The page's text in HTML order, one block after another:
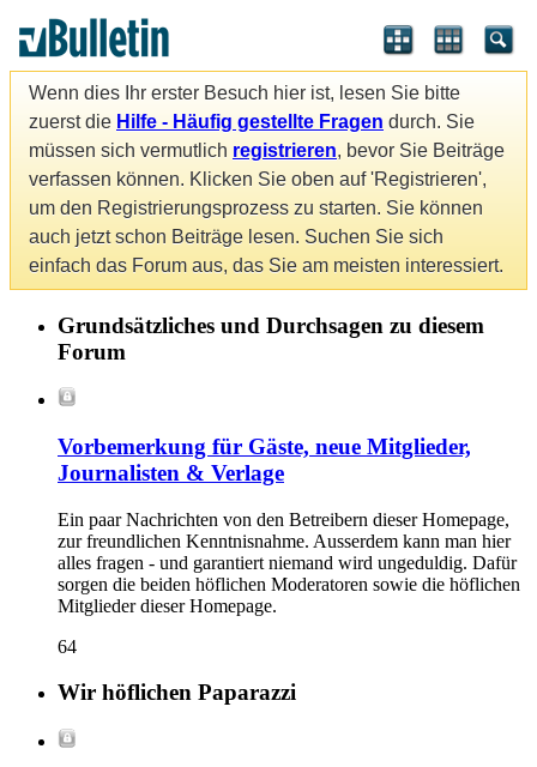
Wenn dies Ihr erster Besuch hier ist, lesen Sie bitte
zuerst die Hilfe - Häufig gestellte Fragen durch. Sie
müssen sich vermutlich registrieren, bevor Sie Beiträge
verfassen können. Klicken Sie oben auf 'Registrieren',
um den Registrierungsprozess zu starten. Sie können
auch jetzt schon Beiträge lesen. Suchen Sie sich
einfach das Forum aus, das Sie am meisten interessiert.
Grundsätzliches und Durchsagen zu diesem
Forum
Vorbemerkung für Gäste, neue Mitglieder,
Journalisten & Verlage
Ein paar Nachrichten von den Betreibern dieser Homepage,
zur freundlichen Kenntnisnahme. Ausserdem kann man hier
alles fragen - und garantiert niemand wird ungeduldig. Dafür
sorgen die beiden höflichen Moderatoren sowie die höflichen
Mitglieder dieser Homepage.
64
Wir höflichen Paparazzi